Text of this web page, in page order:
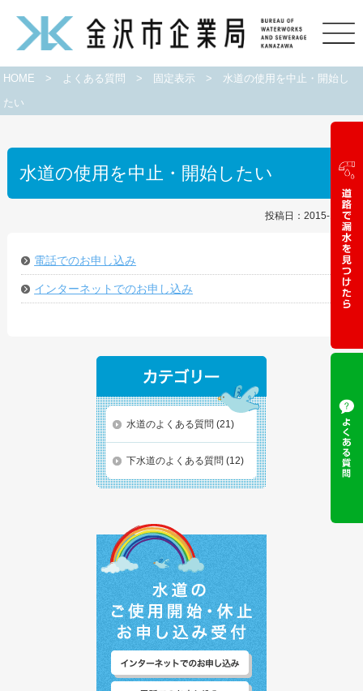
HOME > よくある質問 > 固定表示 > 水道の使用を中止・開始し
たい
水道の使用を中止・開始したい
投稿日：2015-10-01
電話でのお申し込み
インターネットでのお申し込み
水道のよくある質問 (21)
下水道のよくある質問 (12)